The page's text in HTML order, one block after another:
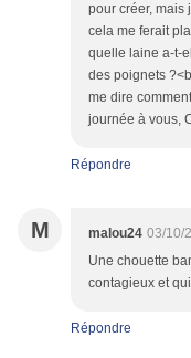
pour créer, mais
cela me ferait
quelle laine a-t-
des poignets
me dire
journée à vous,
Répondre
M malou24 03/10/
Une chouette
contagieux et
Répondre